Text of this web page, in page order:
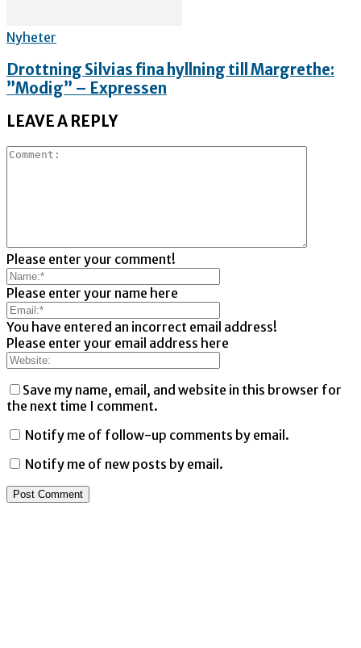
Nyheter
Drottning Silvias fina hyllning till Margrethe:
”Modig” – Expressen
LEAVE A REPLY
Please enter your comment!
Please enter your name here
You have entered an incorrect email address!
Please enter your email address here
Save my name, email, and website in this browser for
the next time I comment.
Notify me of follow-up comments by email.
Notify me of new posts by email.